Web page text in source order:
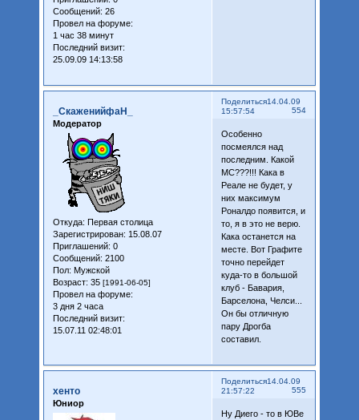
Сообщений: 26
Провел на форуме:
1 час 38 минут
Последний визит:
25.09.09 14:13:58
Поделиться
554
14.04.09
15:57:54
_СкаженийфаН_
Модератор
Откуда: Первая столица
Зарегистрирован: 15.08.07
Приглашений: 0
Сообщений: 2100
Пол: Мужской
Возраст: 35 [1991-06-05]
Провел на форуме:
3 дня 2 часа
Последний визит:
15.07.11 02:48:01
Особенно
посмеялся над
последним. Какой
МС???!!! Кака в
Реале не будет, у
них максимум
Роналдо появится, и
то, я в это не верю.
Кака останется на
месте. Вот Графите
точно перейдет
куда-то в большой
клуб - Бавария,
Барселона, Челси...
Он бы отличную
пару Дрогба
составил.
Поделиться
555
14.04.09
21:57:22
хенто
Юниор
Ну Диего - то в ЮВе